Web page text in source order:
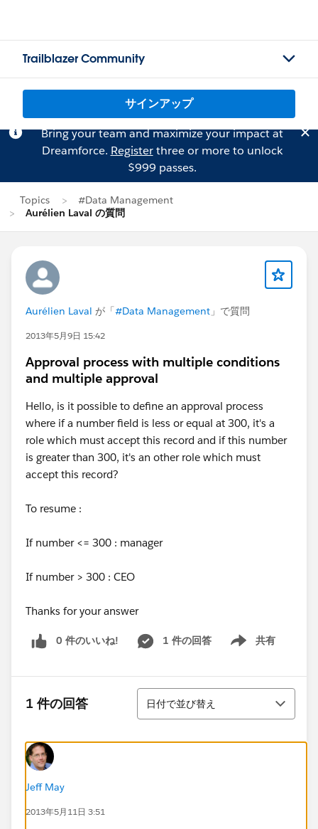
Trailblazer Community
サインアップ
Bring your team and maximize your impact at
Dreamforce. Registerthree or more to unlock
$999 passes.
Topics
#Data Management
Aurélien Laval の質問
Aurélien Laval が「#Data Management 」で質問
2013年5月9日 15:42
Approval process with multiple conditions
and multiple approval
Hello, is it possible to define an approval process
where if a number field is less or equal at 300, it's a
role which must accept this record and if this number
is greater than 300, it's an other role which must
accept this record?
To resume :
If number <= 300 : manager
If number > 300 : CEO
Thanks for your answer
0 件のいいね! 1 件の回答 共有
Show menu
1 件の回答
並び替え
日付で並び替え
Jeff May
2013年5月11日 3:51